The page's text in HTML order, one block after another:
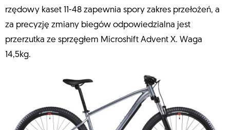
rzędowy kaset 11-48 zapewnia spory zakres przełożeń, a
za precyzję zmiany biegów odpowiedzialna jest
przerzutka ze sprzęgłem Microshift Advent X. Waga
14,5kg.